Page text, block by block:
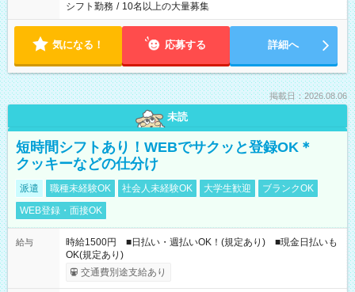
シフト勤務 / 10名以上の大量募集
気になる！ 応募する 詳細へ
掲載日：2026.08.06
未読
短時間シフトあり！WEBでサクッと登録OK＊
クッキーなどの仕分け
派遣 職種未経験OK 社会人未経験OK 大学生歓迎
ブランクOK
WEB登録・面接OK
給与
時給1500円 ■日払い・週払いOK！(規定あり) ■現金日払いも
OK(規定あり)
交通費別途支給あり